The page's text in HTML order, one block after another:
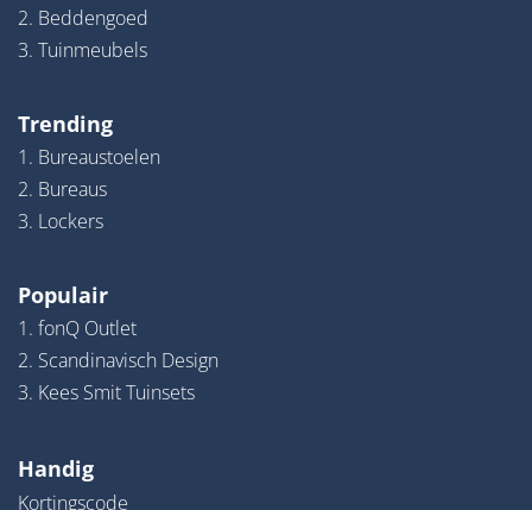
2. Beddengoed
3. Tuinmeubels
Trending
1. Bureaustoelen
2. Bureaus
3. Lockers
Populair
1. fonQ Outlet
2. Scandinavisch Design
3. Kees Smit Tuinsets
Handig
Kortingscode